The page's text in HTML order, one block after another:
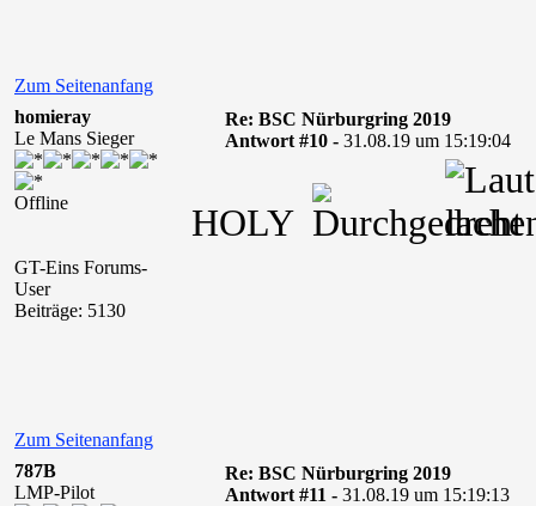
Zum Seitenanfang
homieray
Le Mans Sieger
Offline
GT-Eins Forums-
User
Beiträge: 5130
Re: BSC Nürburgring 2019
Antwort #10 - 31.08.19 um 15:19:04
HOLY
Zum Seitenanfang
787B
LMP-Pilot
Re: BSC Nürburgring 2019
Antwort #11 - 31.08.19 um 15:19:13